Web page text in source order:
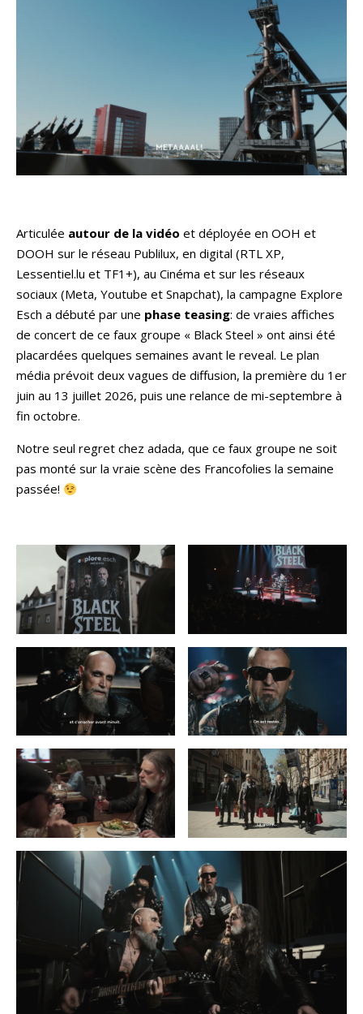
Articulée autour de la vidéo et déployée en OOH et
DOOH sur le réseau Publilux, en digital (RTL XP,
Lessentiel.lu et TF1+), au Cinéma et sur les réseaux
sociaux (Meta, Youtube et Snapchat), la campagne Explore
Esch a débuté par une phase teasing: de vraies affiches
de concert de ce faux groupe « Black Steel » ont ainsi été
placardées quelques semaines avant le reveal. Le plan
média prévoit deux vagues de diffusion, la première du 1er
juin au 13 juillet 2026, puis une relance de mi-septembre à
fin octobre.
Notre seul regret chez adada, que ce faux groupe ne soit
pas monté sur la vraie scène des Francofolies la semaine
passée!